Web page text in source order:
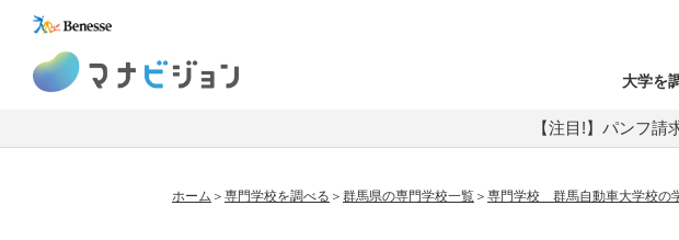
大学を
【注目!】パンフ
ホーム 専門学校を調べる 群馬県の専門学校一覧 専門学校 群馬自動車大学校の